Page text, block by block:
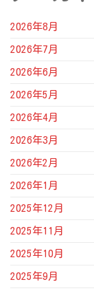
2026年8月
2026年7月
2026年6月
2026年5月
2026年4月
2026年3月
2026年2月
2026年1月
2025年12月
2025年11月
2025年10月
2025年9月